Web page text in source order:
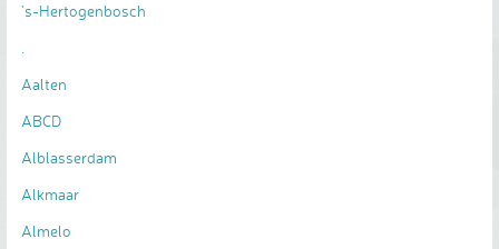
's-Hertogenbosch
Aalten
ABCD
Alblasserdam
Alkmaar
Almelo